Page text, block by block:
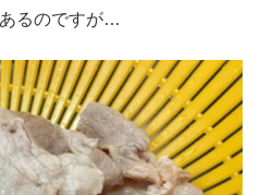
るのですが…